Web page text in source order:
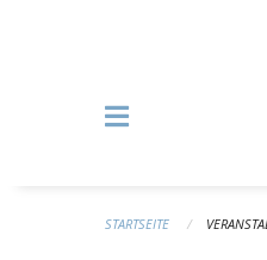
STARTSEITE